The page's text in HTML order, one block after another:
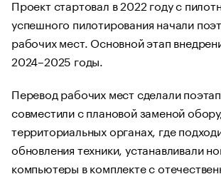
Проект стартовал в 2022 году с
успешного пилотирования начали
рабочих мест. Основной этап
2024–2025 годы.
Перевод рабочих мест сделали
совместили с плановой заменой
территориальных органах, где
обновления техники, устанавливали
компьютеры в комплекте с